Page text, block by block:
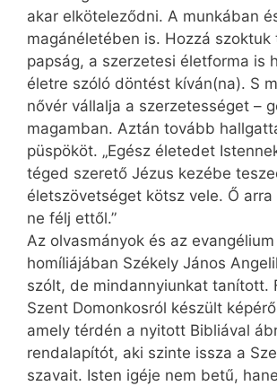
akar elköteleződni. A munkában
magánéletében is. Hozzá szoktuk
papság, a szerzetesi életforma is
életre szóló döntést kíván(na). S
nővér vállalja a szerzetességet –
magamban. Aztán tovább
püspököt. „Egész életedet
téged szerető Jézus kezébe
életszövetséget kötsz vele. Ő
ne félj ettől.”
Az olvasmányok és az
homíliájában Székely János
szólt, de mind­annyiunkat tanított.
Szent Domonkosról készült
amely térdén a nyitott Bibliával
rendalapítót, aki szinte issza a
szavait. Isten igéje nem betű,